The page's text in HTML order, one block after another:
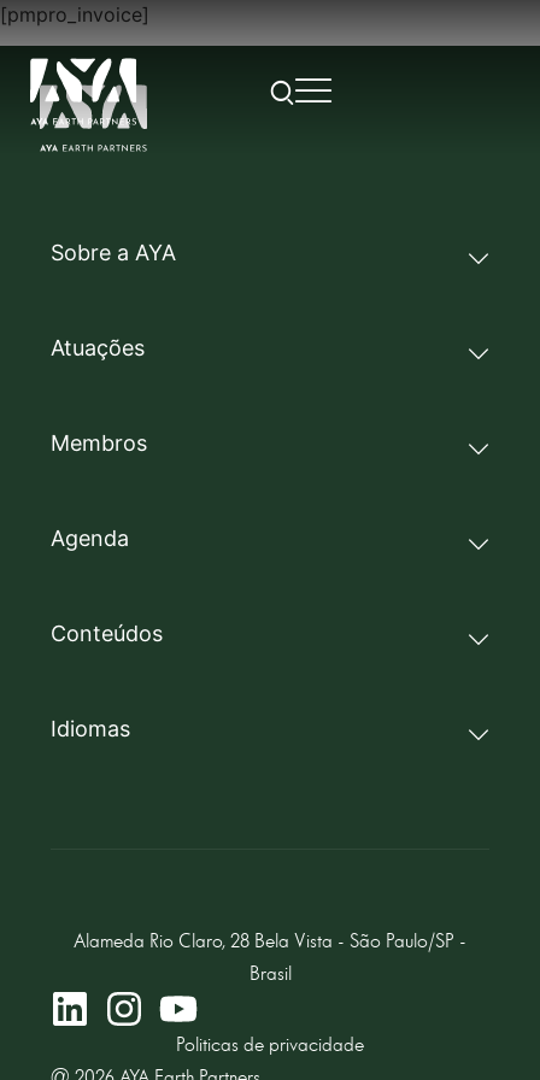
[pmpro_invoice]
Sobre a AYA
Atuações
Membros
Agenda
Conteúdos
Idiomas
Alameda Rio Claro, 28 Bela Vista - São Paulo/SP -
Brasil
Politicas de privacidade